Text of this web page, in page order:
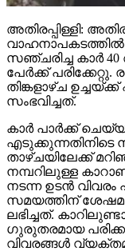
അതിരപ്പിള്ളി:
സഞ്ചരിച്ച കാര്‍ 40
പേര്‍ക്ക്
തിങ്കളാഴ്ച
സംഭവിച്ചത്.
കാര്‍ പാര്‍ക്ക്
എടുക്കുന്നതിനിടെ
താഴ്ചയിലേക്ക്
നമ്പറിലുള്ള
നടന്ന ഉടന്‍ വിവരം
സമയത്തിന്
ലഭിച്ചത്.
ഗുരുതരമായ
വിവരങ്ങള്‍